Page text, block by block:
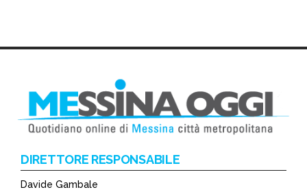
DIRETTORE RESPONSABILE
Davide Gambale